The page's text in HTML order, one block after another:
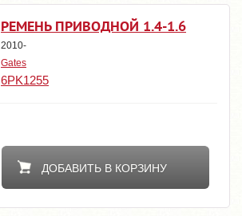
РЕМЕНЬ ПРИВОДНОЙ 1.4-1.6
2010-
Gates
6PK1255
ДОБАВИТЬ В КОРЗИНУ